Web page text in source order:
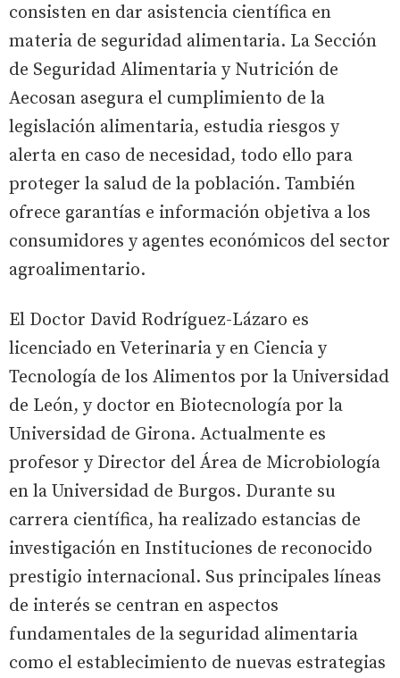
consisten en dar asistencia científica en
materia de seguridad alimentaria. La Sección
de Seguridad Alimentaria y Nutrición de
Aecosan asegura el cumplimiento de la
legislación alimentaria, estudia riesgos y
alerta en caso de necesidad, todo ello para
proteger la salud de la población. También
ofrece garantías e información objetiva a los
consumidores y agentes económicos del sector
agroalimentario.
El Doctor David Rodríguez-Lázaro es
licenciado en Veterinaria y en Ciencia y
Tecnología de los Alimentos por la Universidad
de León, y doctor en Biotecnología por la
Universidad de Girona. Actualmente es
profesor y Director del Área de Microbiología
en la Universidad de Burgos. Durante su
carrera científica, ha realizado estancias de
investigación en Instituciones de reconocido
prestigio internacional. Sus principales líneas
de interés se centran en aspectos
fundamentales de la seguridad alimentaria
como el establecimiento de nuevas estrategias